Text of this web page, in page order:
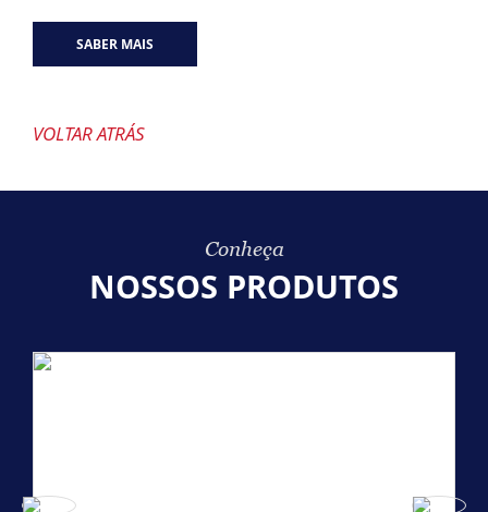
SABER MAIS
VOLTAR ATRÁS
Conheça
NOSSOS PRODUTOS